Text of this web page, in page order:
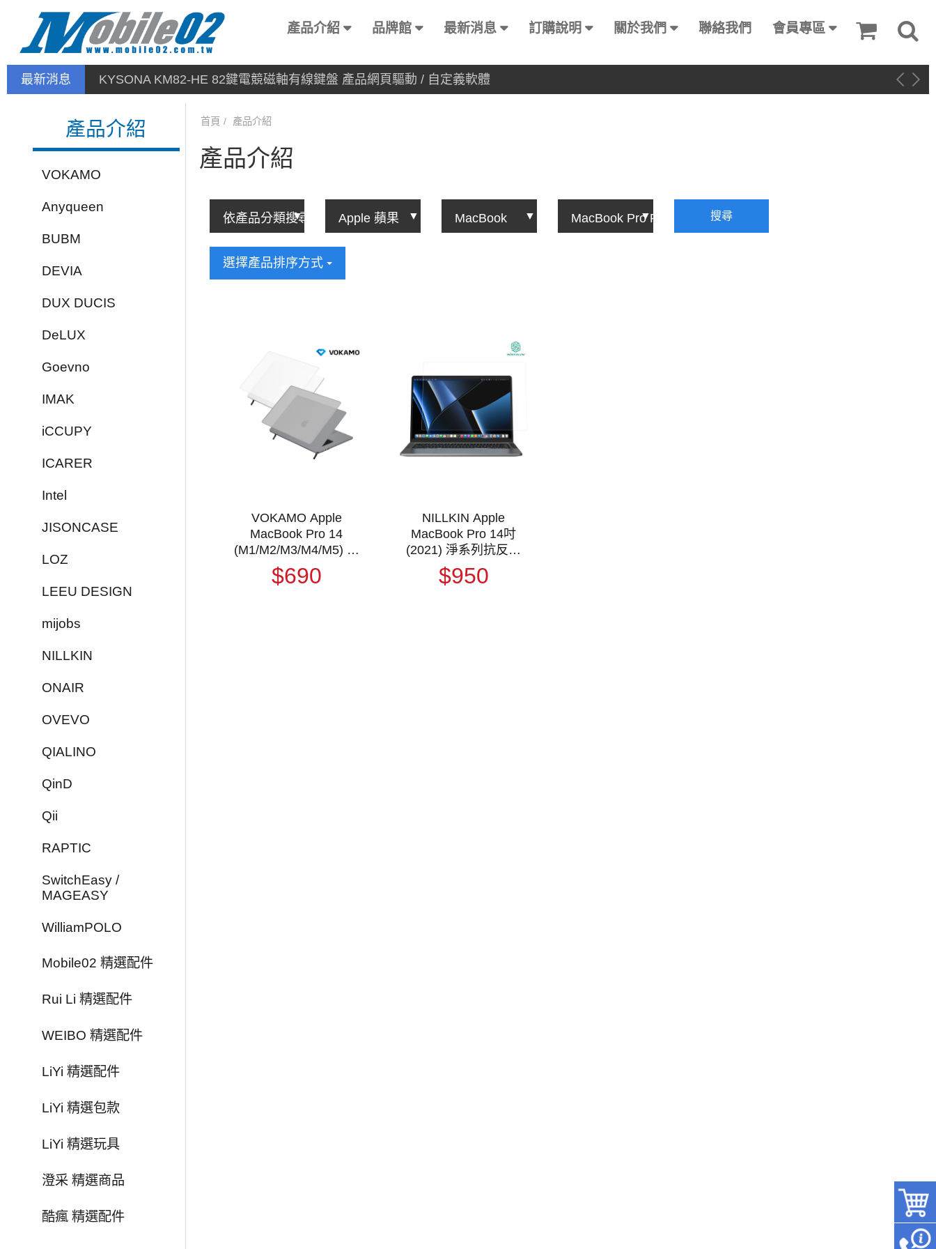
產品介紹 品牌館 最新消息 訂購說明 關於我們 聯絡我們 會員專區
最新消息 KYSONA KM82-HE 82鍵電競磁軸有線鍵盤 產品網頁驅動 / 自定義軟體
產品介紹
VOKAMO
Anyqueen
BUBM
DEVIA
DUX DUCIS
DeLUX
Goevno
IMAK
iCCUPY
ICARER
Intel
JISONCASE
LOZ
LEEU DESIGN
mijobs
NILLKIN
ONAIR
OVEVO
QIALINO
QinD
Qii
RAPTIC
SwitchEasy /
MAGEASY
WilliamPOLO
Mobile02 精選配件
Rui Li 精選配件
WEIBO 精選配件
LiYi 精選配件
LiYi 精選包款
LiYi 精選玩具
澄采 精選商品
酷瘋 精選配件
首頁 產品介紹
產品介紹
搜尋
選擇產品排序方式
VOKAMO Apple
MacBook Pro 14
(M1/M2/M3/M4/M5) 防
刮支架保護殼 硬殼 防
摔殼 薄殼
$690
NILLKIN Apple
MacBook Pro 14吋
(2021) 淨系列抗反射
AR 膜 螢幕保護貼 平板
保護貼
$950